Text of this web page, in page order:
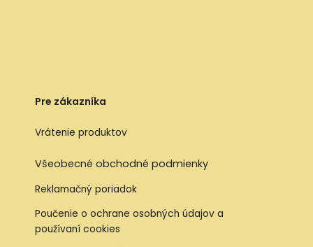
Pre zákazníka
Vrátenie produktov
Všeobecné obchodné podmienky
Reklamačný poriadok
Poučenie o ochrane osobných údajov a
používaní cookies